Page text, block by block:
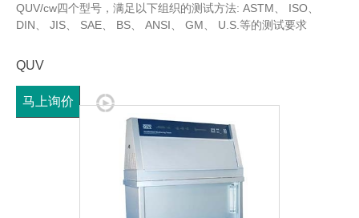
QUV/cw四个型号，满足以下组织的测试方法: ASTM、 ISO、
DIN、 JIS、 SAE、 BS、 ANSI、 GM、 U.S.等的测试要求
QUV
马上询价